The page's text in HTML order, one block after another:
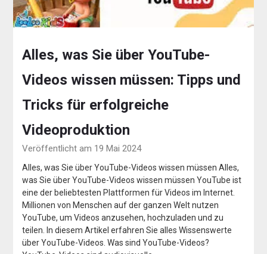
Alles, was Sie über YouTube-
Videos wissen müssen: Tipps und
Tricks für erfolgreiche
Videoproduktion
Veröffentlicht am 19 Mai 2024
Alles, was Sie über YouTube-Videos wissen müssen Alles,
was Sie über YouTube-Videos wissen müssen YouTube ist
eine der beliebtesten Plattformen für Videos im Internet.
Millionen von Menschen auf der ganzen Welt nutzen
YouTube, um Videos anzusehen, hochzuladen und zu
teilen. In diesem Artikel erfahren Sie alles Wissenswerte
über YouTube-Videos. Was sind YouTube-Videos?